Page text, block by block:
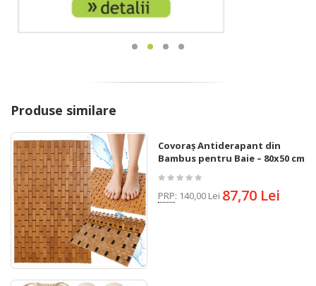
Produse similare
Covoraș Antiderapant din
Bambus pentru Baie – 80x50 cm
PRP: 140,00 Lei 87,70 Lei